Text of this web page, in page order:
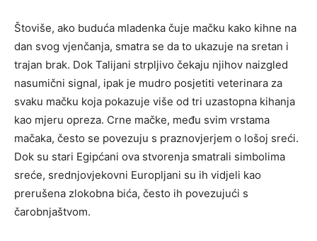
Štoviše, ako buduća mladenka čuje mačku kako kihne na
dan svog vjenčanja, smatra se da to ukazuje na sretan i
trajan brak. Dok Talijani strpljivo čekaju njihov naizgled
nasumični signal, ipak je mudro posjetiti veterinara za
svaku mačku koja pokazuje više od tri uzastopna kihanja
kao mjeru opreza. Crne mačke, među svim vrstama
mačaka, često se povezuju s praznovjerjem o lošoj sreći.
Dok su stari Egipćani ova stvorenja smatrali simbolima
sreće, srednjovjekovni Europljani su ih vidjeli kao
prerušena zlokobna bića, često ih povezujući s
čarobnjaštvom.